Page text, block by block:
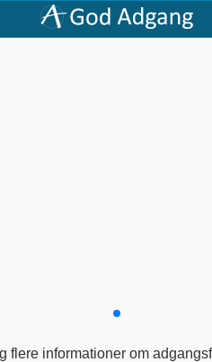
informationer om